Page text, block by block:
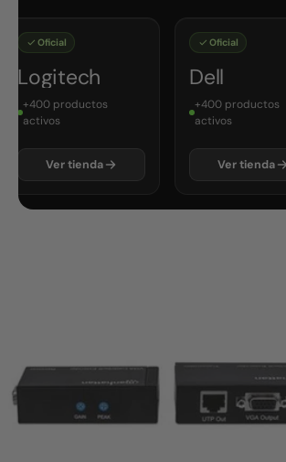
Oficial
Logitech
+400 productos
activos
Ver tienda
Oficial
Dell
+400 productos
activos
Ver tienda